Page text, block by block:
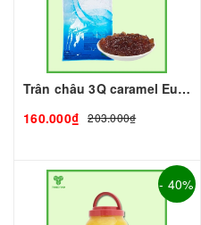
Trân châu 3Q caramel Eurodeli I Nguyên Liệu Pha Chế - Tobee Food
160.000₫
203.000₫
- 40%